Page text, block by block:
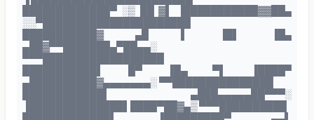
█████████████▀ ░▒ ██ ▓▌ ▐███████████▓▓██▄
░░▀██████████████████████
███████████▓ ▄█ ▌ ▐█▌ ▐█▄
▄██▓▀▀███████▄▀██▄▄░
▀▀▀██████████████████
███████████▌ █▀ ▐█▄ ▀▌ ▐████▀
▄██████████▓▄▄▄▄▄▄▄░ ▀▀███████████████
████████████▌ ▄███▄▄▄▄▄██▀▀▀░
▐██████████████▌████▀██▓▄▒ ▀▀▀██████████